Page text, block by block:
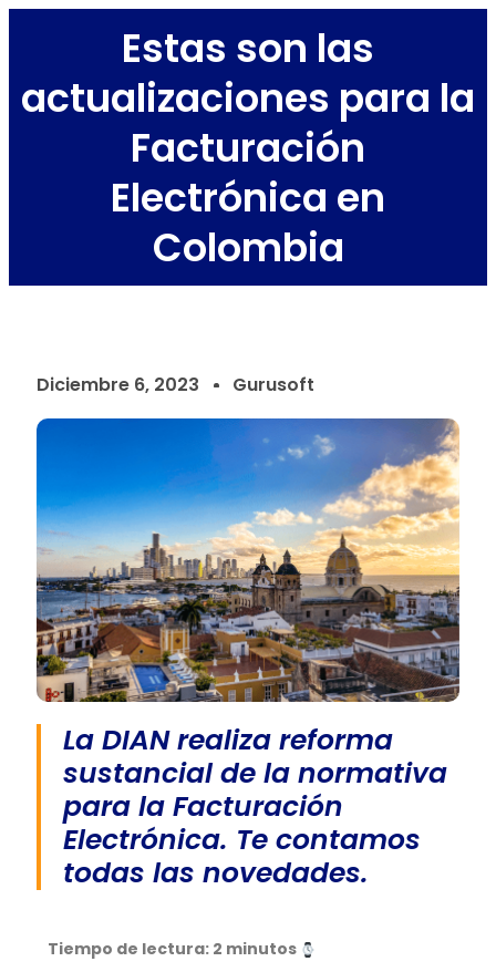
Estas son las
actualizaciones para la
Facturación
Electrónica en
Colombia
Diciembre 6, 2023 Gurusoft
La DIAN realiza reforma
sustancial de la normativa
para la Facturación
Electrónica. Te contamos
todas las novedades.
Tiempo de lectura: 2 minutos